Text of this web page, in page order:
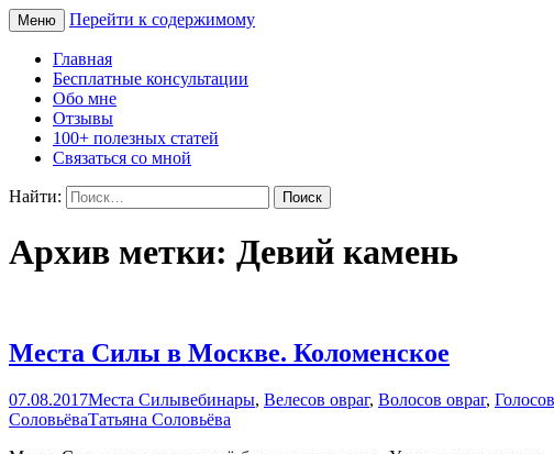
Свет Радости
Меню Перейти к содержимому
Главная
Бесплатные консультации
Обо мне
Отзывы
100+ полезных статей
Связаться со мной
Найти:
Архив метки: Девий камень
Места Силы в Москве. Коломенское
07.08.2017Места Силывебинары, Велесов овраг, Волосов овраг,
СоловьёваТатьяна Соловьёва